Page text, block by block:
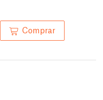
Comprar